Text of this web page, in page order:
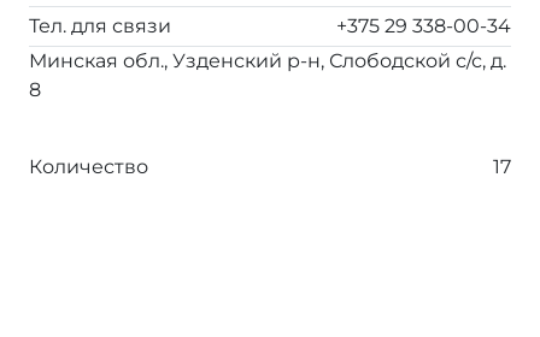
Тел. для связи
+375 29 338-00-34
Минская обл., Узденский р-н, Слободской с/с, д.
8
Количество 17